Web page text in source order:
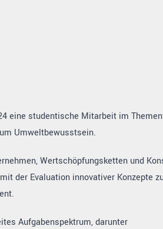
eine studentische Mitarbeit im
Umweltbewusstsein.
Wertschöpfungsketten und
der Evaluation innovativer Konzepte
Aufgabenspektrum, darunter